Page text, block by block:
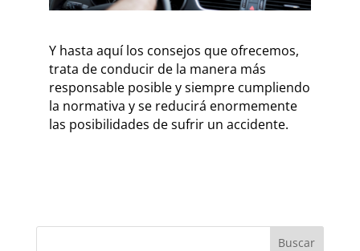
Y hasta aquí los consejos que ofrecemos,
trata de conducir de la manera más
responsable posible y siempre cumpliendo
la normativa y se reducirá enormemente
las posibilidades de sufrir un accidente.
Buscar